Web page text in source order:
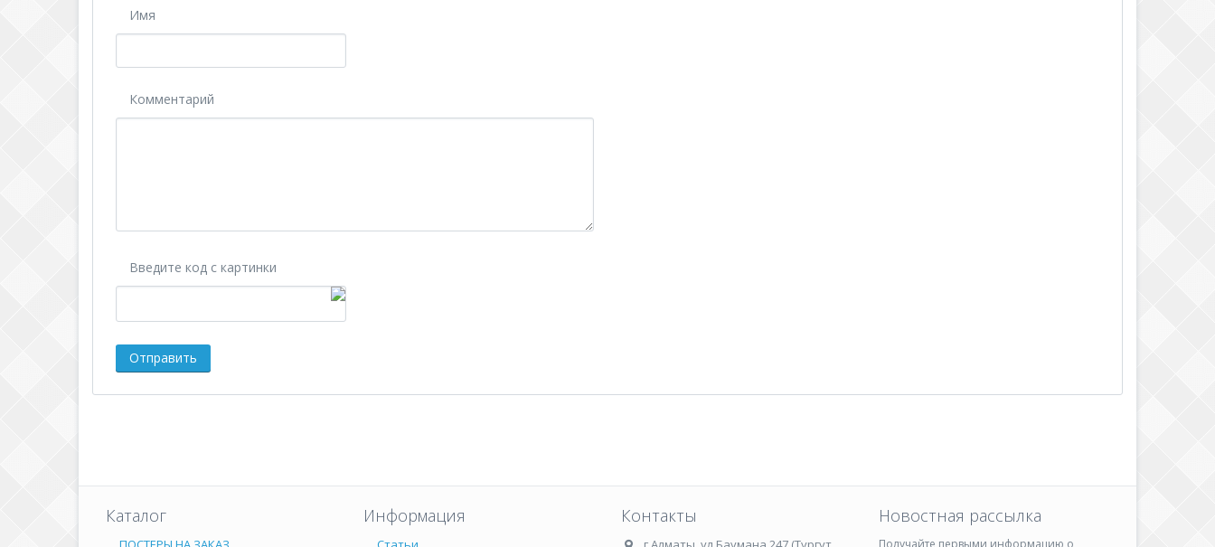
Имя
Комментарий
Введите код с картинки
Каталог Информация Контакты Новостная рассылка
Получайте первыми информацию о